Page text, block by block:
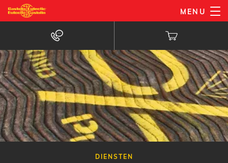
Overslaan
en
de
inhoud
gaan
MENU
DIENSTEN